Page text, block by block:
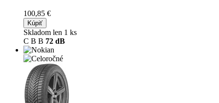
100,85 €
Kúpiť
Skladom len 1 ks
C B B 72 dB